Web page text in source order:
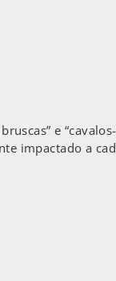
e
impactado a